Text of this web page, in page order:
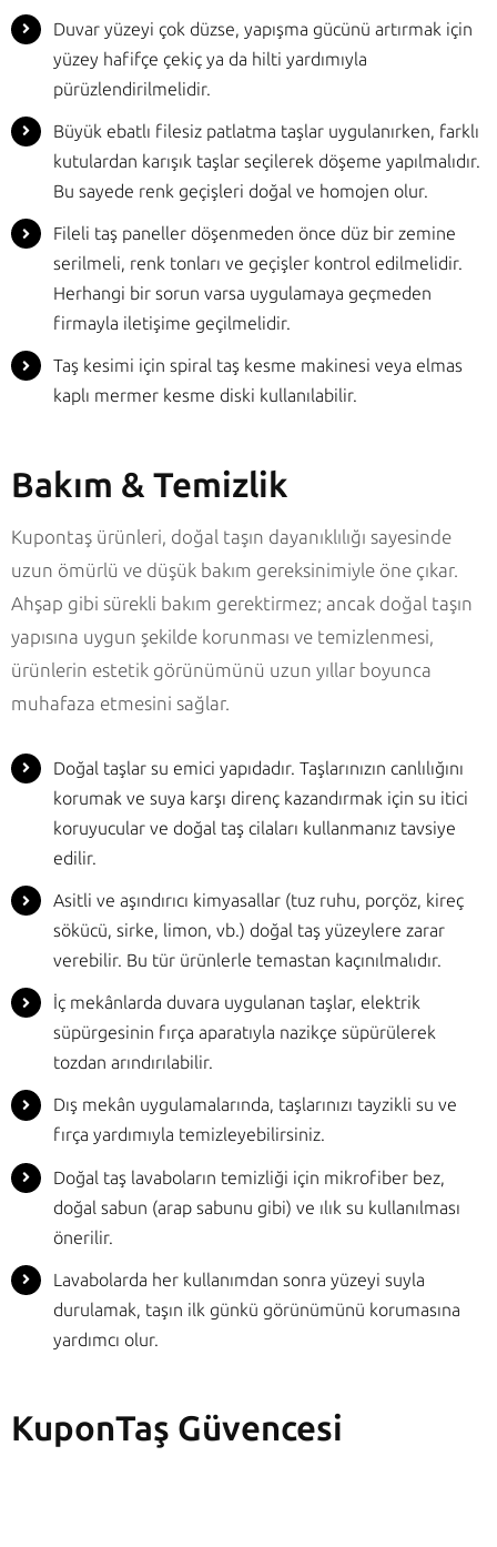
Duvar yüzeyi çok düzse, yapışma gücünü artırmak için
yüzey hafifçe çekiç ya da hilti yardımıyla
pürüzlendirilmelidir.
Büyük ebatlı filesiz patlatma taşlar uygulanırken, farklı
kutulardan karışık taşlar seçilerek döşeme yapılmalıdır.
Bu sayede renk geçişleri doğal ve homojen olur.
Fileli taş paneller döşenmeden önce düz bir zemine
serilmeli, renk tonları ve geçişler kontrol edilmelidir.
Herhangi bir sorun varsa uygulamaya geçmeden
firmayla iletişime geçilmelidir.
Taş kesimi için spiral taş kesme makinesi veya elmas
kaplı mermer kesme diski kullanılabilir.
Bakım & Temizlik
Kupontaş ürünleri, doğal taşın dayanıklılığı sayesinde
uzun ömürlü ve düşük bakım gereksinimiyle öne çıkar.
Ahşap gibi sürekli bakım gerektirmez; ancak doğal taşın
yapısına uygun şekilde korunması ve temizlenmesi,
ürünlerin estetik görünümünü uzun yıllar boyunca
muhafaza etmesini sağlar.
Doğal taşlar su emici yapıdadır. Taşlarınızın canlılığını
korumak ve suya karşı direnç kazandırmak için su itici
koruyucular ve doğal taş cilaları kullanmanız tavsiye
edilir.
Asitli ve aşındırıcı kimyasallar (tuz ruhu, porçöz, kireç
sökücü, sirke, limon, vb.) doğal taş yüzeylere zarar
verebilir. Bu tür ürünlerle temastan kaçınılmalıdır.
İç mekânlarda duvara uygulanan taşlar, elektrik
süpürgesinin fırça aparatıyla nazikçe süpürülerek
tozdan arındırılabilir.
Dış mekân uygulamalarında, taşlarınızı tayzikli su ve
fırça yardımıyla temizleyebilirsiniz.
Doğal taş lavaboların temizliği için mikrofiber bez,
doğal sabun (arap sabunu gibi) ve ılık su kullanılması
önerilir.
Lavabolarda her kullanımdan sonra yüzeyi suyla
durulamak, taşın ilk günkü görünümünü korumasına
yardımcı olur.
KuponTaş Güvencesi